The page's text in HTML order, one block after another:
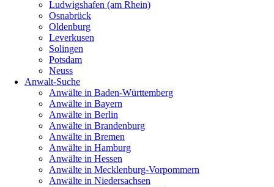
Ludwigshafen (am Rhein)
Osnabrück
Oldenburg
Leverkusen
Solingen
Potsdam
Neuss
Anwalt-Suche
Anwälte in Baden-Württemberg
Anwälte in Bayern
Anwälte in Berlin
Anwälte in Brandenburg
Anwälte in Bremen
Anwälte in Hamburg
Anwälte in Hessen
Anwälte in Mecklenburg-Vorpommern
Anwälte in Niedersachsen